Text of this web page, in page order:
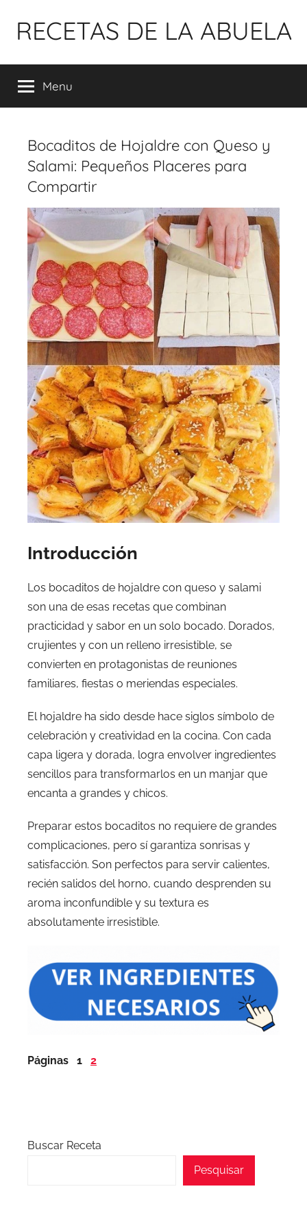
para
conteúdo
RECETAS DE LA ABUELA
Menu
Bocaditos de Hojaldre con Queso y
Salami: Pequeños Placeres para
Compartir
Introducción
Los bocaditos de hojaldre con queso y salami
son una de esas recetas que combinan
practicidad y sabor en un solo bocado. Dorados,
crujientes y con un relleno irresistible, se
convierten en protagonistas de reuniones
familiares, fiestas o meriendas especiales.
El hojaldre ha sido desde hace siglos símbolo de
celebración y creatividad en la cocina. Con cada
capa ligera y dorada, logra envolver ingredientes
sencillos para transformarlos en un manjar que
encanta a grandes y chicos.
Preparar estos bocaditos no requiere de grandes
complicaciones, pero sí garantiza sonrisas y
satisfacción. Son perfectos para servir calientes,
recién salidos del horno, cuando desprenden su
aroma inconfundible y su textura es
absolutamente irresistible.
Páginas 1 2
Buscar Receta
Pesquisar